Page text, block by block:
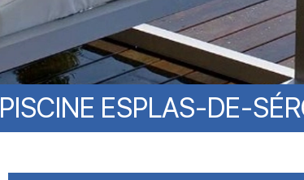
PISCINE ESPLAS-DE-